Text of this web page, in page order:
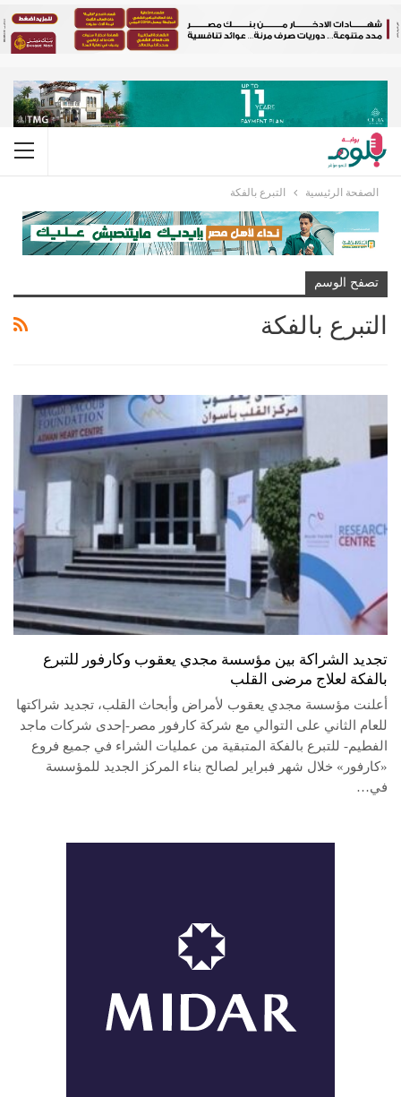
الصفحة الرئيسية التبرع بالفكة
تصفح الوسم
التبرع بالفكة
تجديد الشراكة بين مؤسسة مجدي يعقوب وكارفور للتبرع
بالفكة لعلاج مرضى القلب
أعلنت مؤسسة مجدي يعقوب لأمراض وأبحاث القلب، تجديد شراكتها
للعام الثاني على التوالي مع شركة كارفور مصر-إحدى شركات ماجد
الفطيم- للتبرع بالفكة المتبقية من عمليات الشراء في جميع فروع
«كارفور» خلال شهر فبراير لصالح بناء المركز الجديد للمؤسسة
في…